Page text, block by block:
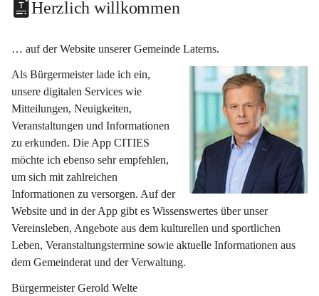
Herzlich willkommen
… auf der Website unserer Gemeinde Laterns.
Als Bürgermeister lade ich ein,
unsere digitalen Services wie
Mitteilungen, Neuigkeiten,
Veranstaltungen und Informationen
zu erkunden. Die App CITIES
möchte ich ebenso sehr empfehlen,
um sich mit zahlreichen
Informationen zu versorgen. Auf der
Website und in der App gibt es Wissenswertes über unser
Vereinsleben, Angebote aus dem kulturellen und sportlichen
Leben, Veranstaltungstermine sowie aktuelle Informationen aus
dem Gemeinderat und der Verwaltung.
Bürgermeister Gerold Welte